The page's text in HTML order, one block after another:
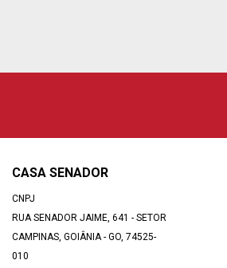
CASA SENADOR
CNPJ
RUA SENADOR JAIME, 641 - SETOR
CAMPINAS, GOIÂNIA - GO, 74525-
010